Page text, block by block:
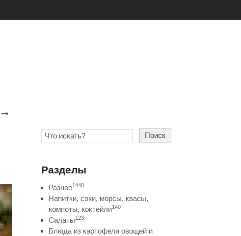
Поиск
Разделы
Разное1440
Напитки, соки, морсы, квасы,
компоты, коктейли140
Салаты123
Блюда из картофеля овощей и